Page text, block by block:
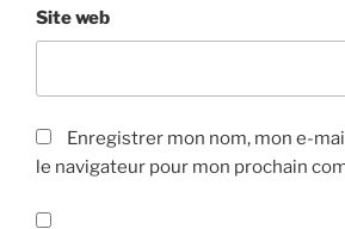
Site web
Enregistrer mon nom, mon e-
le navigateur pour mon prochain